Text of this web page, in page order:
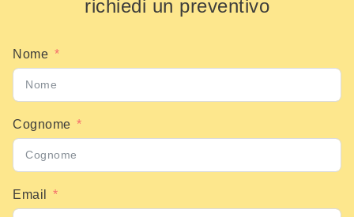
richiedi un preventivo
Nome
Cognome
Email